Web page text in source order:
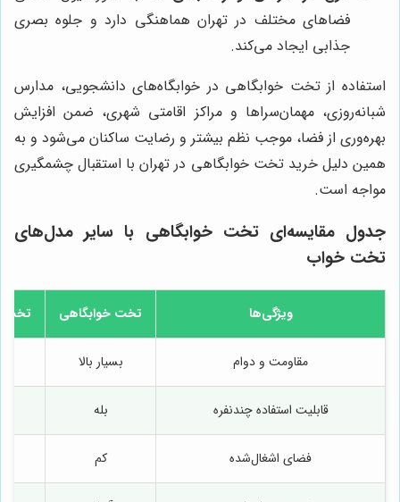
فضاهای مختلف در تهران هماهنگی دارد و جلوه بصری
جذابی ایجاد می‌کند.
استفاده از تخت خوابگاهی در خوابگاه‌های دانشجویی، مدارس
شبانه‌روزی، مهمان‌سراها و مراکز اقامتی شهری، ضمن افزایش
بهره‌وری از فضا، موجب نظم بیشتر و رضایت ساکنان می‌شود و به
همین دلیل خرید تخت خوابگاهی در تهران با استقبال چشمگیری
مواجه است.
جدول مقایسه‌ای تخت خوابگاهی با سایر مدل‌های
تخت خواب
ویژگی‌ها تخت خوابگاهی تخت
مقاومت و دوام بسیار بالا
قابلیت استفاده چندنفره بله
فضای اشغال‌شده کم